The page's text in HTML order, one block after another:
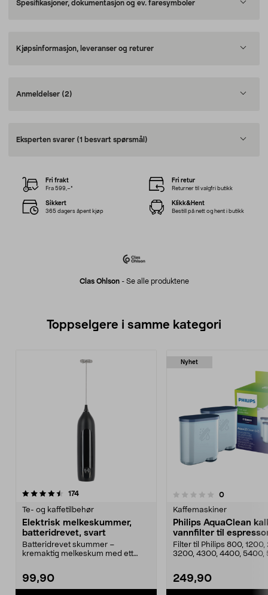
Spesifikasjoner, dokumentasjon og ev. faresymboler
Kjøpsinformasjon, leveranser og returer
Anmeldelser (2)
Eksperten svarer (1 besvart spørsmål)
Clas Ohlson- Se alle produktene
Fri frakt
Fra 599,–*
Fri retur
Returner til valgfri butikk
Sikkert
365 dagers åpent kjøp
Klikk&Hent
Bestill på nett og hent i butikk
Toppselgere i samme kategori
174anmeldelser
Te- og kaffetilbehør
Elektrisk melkeskummer,
batteridrevet, svart
Batteridrevet skummer –
kremaktig melkeskum med ett
99,90
Nyhet
0.0 av 5 stjerner 0anmeldelser
Kaffemaskiner
Philips AquaClean
vannfilter til
2-pakning, CA6903/
Filter til Philips 800, 1200,
3200, 4300, 4400, 5400,
249,90
4.0 av 5 stjerner